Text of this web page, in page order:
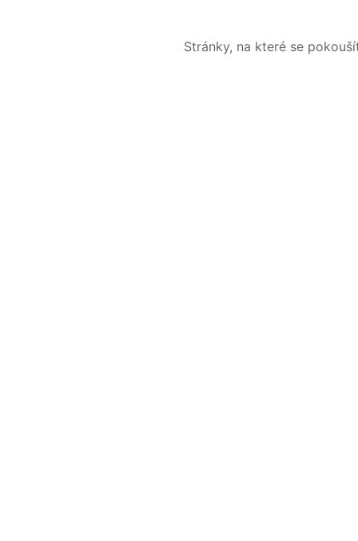
Stránky, na které se